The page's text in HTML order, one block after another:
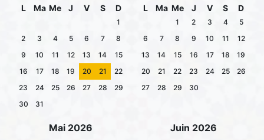
L Ma Me J V S D
1
2
3 4 5 6 7
8
9
10 11 12 13 14
15
16
17 18 19 20 21
22
23
24 25 26 27 28
29
30
31
L Ma Me J V S D
1 2 3 4
5
6
7 8 9 10 11
12
13
14 15 16 17 18
19
20
21 22 23 24 25
26
27
28 29 30
Mai 2026 Juin 2026